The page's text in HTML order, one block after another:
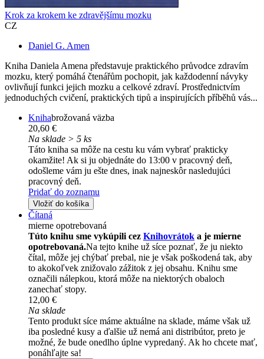
Krok za krokem ke zdravějšímu mozku
CZ
Daniel G. Amen
Kniha Daniela Amena představuje praktického průvodce zdravím
mozku, který pomáhá čtenářům pochopit, jak každodenní návyky
ovlivňují funkci jejich mozku a celkové zdraví. Prostřednictvím
jednoduchých cvičení, praktických tipů a inspirujících příběhů vás...
Knihabrožovaná väzba
20,60 €
Na sklade > 5 ks
Táto kniha sa môže na cestu ku vám vybrať prakticky
okamžite! Ak si ju objednáte do 13:00 v pracovný deň,
odošleme vám ju ešte dnes, inak najneskôr nasledujúci
pracovný deň.
Pridať do zoznamu
Vložiť do košíka
Čítaná
mierne opotrebovaná
Túto knihu sme vykúpili cez Knihovrátok a je mierne
opotrebovaná.Na tejto knihe už síce poznať, že ju niekto
čítal, môže jej chýbať prebal, nie je však poškodená tak, aby
to akokoľvek znižovalo zážitok z jej obsahu. Knihu sme
označili nálepkou, ktorá môže na niektorých obaloch
zanechať stopy.
12,00 €
Na sklade
Tento produkt síce máme aktuálne na sklade, máme však už
iba posledné kusy a ďalšie už nemá ani distribútor, preto je
možné, že bude onedlho úplne vypredaný. Ak ho chcete mať,
ponáhľajte sa!